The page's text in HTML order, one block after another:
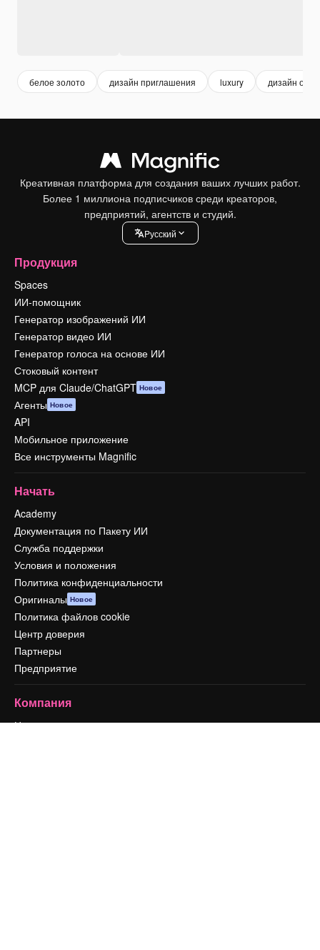
белое золото дизайн приглашения luxury дизайн
Креативная платформа для создания ваших лучших работ.
Более 1 миллиона подписчиков среди креаторов,
предприятий, агентств и студий.
Pусский
Продукция
Spaces
ИИ-помощник
Генератор изображений ИИ
Генератор видео ИИ
Генератор голоса на основе ИИ
Стоковый контент
MCP для Claude/ChatGPT Новое
Агенты Новое
API
Мобильное приложение
Все инструменты Magnific
Начать
Academy
Документация по Пакету ИИ
Служба поддержки
Условия и положения
Политика конфиденциальности
Оригиналы Новое
Политика файлов cookie
Центр доверия
Партнеры
Предприятие
Компания
Цены